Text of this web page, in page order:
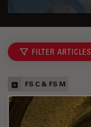
FILTER ARTICLES
FS C & FS M